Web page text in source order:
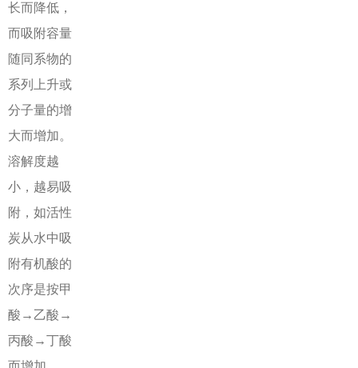
长而降低，
而吸附容量
随同系物的
系列上升或
分子量的增
大而增加。
溶解度越
小，越易吸
附，如活性
炭从水中吸
附有机酸的
次序是按甲
酸→乙酸→
丙酸→丁酸